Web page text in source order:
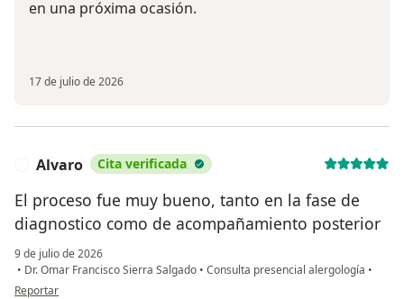
en una próxima ocasión.
17 de julio de 2026
Alvaro Cita verificada
El proceso fue muy bueno, tanto en la fase de
diagnostico como de acompañamiento posterior
9 de julio de 2026
• Dr. Omar Francisco Sierra Salgado • Consulta presencial alergología •
en opinión del usuario Alvaro
Reportar